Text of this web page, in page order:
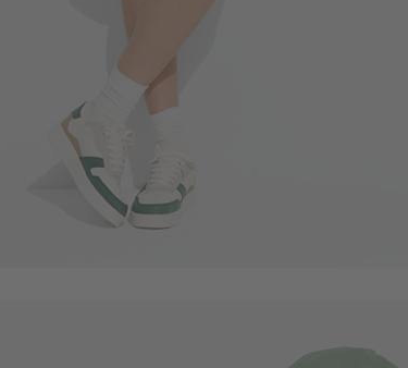
$ $ 69